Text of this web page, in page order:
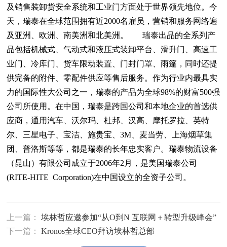
及销售装卸货安全系统和工业门方面处于世界领先地位。今
天，瑞泰在全球范围拥有近2000名雇员，营销和服务网络遍
及亚洲、欧洲、南美洲和北美洲。 瑞泰出品的全系列产
品包括机械式、气动式和液压式装卸平台、滑升门、高速工
业门、冷库门、货车限动装置、门封门罩、雨篷，同时还提
供完备的附件、零配件供应等售后服务。作为行业内最具实
力的国际性大公司之一，瑞泰的产品为全球98%的财富500强
公司所使用。在中国，瑞泰是跨国公司和本地企业的首选供
应商，通用汽车、沃尔玛、杜邦、汉高、摩托罗拉、英特
尔、三星电子、宝洁、施贵宝、3M、麦当劳、上海烟草集
团、普洛斯等等，都是瑞泰的长年忠实客户。瑞泰物流设备
（昆山）有限公司成立于2006年2月，是美国瑞泰公司
(RITE-HITE Corporation)在中国设立的全资子公司。
上一篇： 埃林哲应邀参加“从O到N 互联网＋转型升级峰会”
下一篇： Kronos全球CEO拜访埃林哲总部